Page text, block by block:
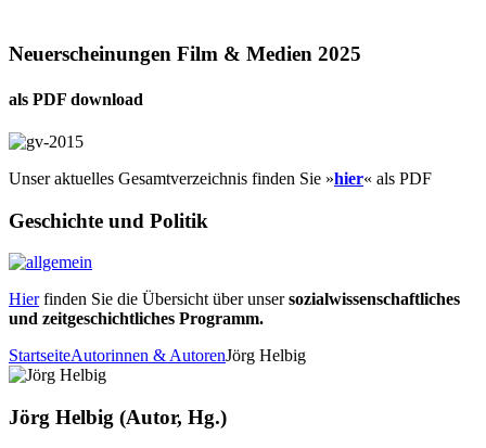
Neuerscheinungen Film & Medien 2025
als PDF download
Unser aktuelles Gesamtverzeichnis finden Sie »hier« als PDF
Geschichte und Politik
Hierfinden Sie die Übersicht über unsersozialwissenschaftliches
und zeitgeschichtliches Programm.
StartseiteAutorinnen & AutorenJörg Helbig
Jörg Helbig (Autor, Hg.)